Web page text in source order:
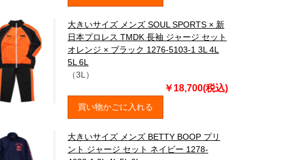
大きいサイズ メンズ SOUL SPORTS × 新
日本プロレス TMDK 長袖 ジャージ セット
オレンジ × ブラック 1276-5103-1 3L 4L
5L 6L
（3L）
￥18,700(税込)
買い物かごに入れる
大きいサイズ メンズ BETTY BOOP プリ
ント ジャージ セット ネイビー 1278-